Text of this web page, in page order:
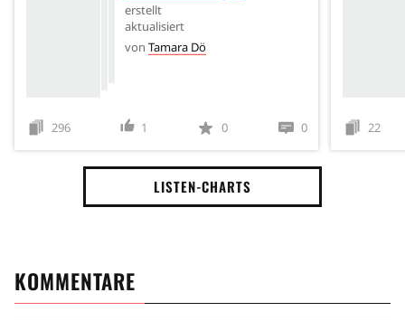
erstellt
aktualisiert
von Tamara Dö
296 1 0 0 22
LISTEN-CHARTS
KOMMENTARE